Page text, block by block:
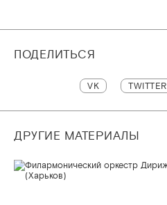
ПОДЕЛИТЬСЯ
VK TWITTER
ДРУГИЕ МАТЕРИАЛЫ